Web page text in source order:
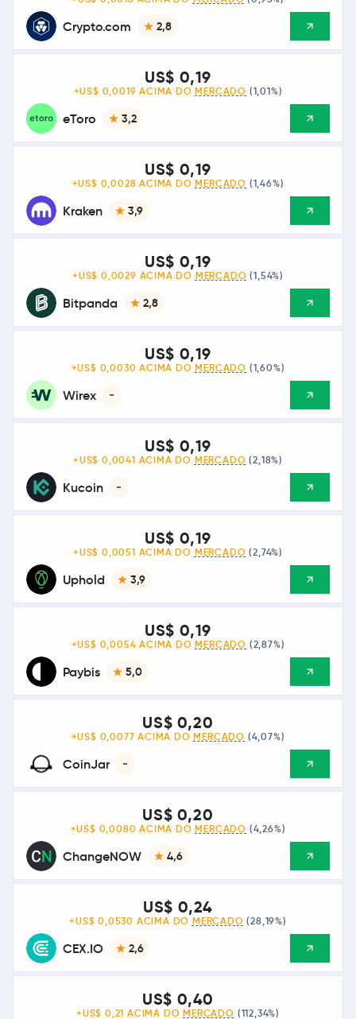
Crypto.com 2,8
eToro 3,2
US$ 0,19
+US$ 0,0019 ACIMA DO MERCADO (1,01%)
Kraken 3,9
US$ 0,19
+US$ 0,0028 ACIMA DO MERCADO (1,46%)
Bitpanda 2,8
US$ 0,19
+US$ 0,0029 ACIMA DO MERCADO (1,54%)
Wirex -
US$ 0,19
+US$ 0,0030 ACIMA DO MERCADO (1,60%)
Kucoin -
US$ 0,19
+US$ 0,0041 ACIMA DO MERCADO (2,18%)
Uphold 3,9
US$ 0,19
+US$ 0,0051 ACIMA DO MERCADO (2,74%)
Paybis 5,0
US$ 0,19
+US$ 0,0054 ACIMA DO MERCADO (2,87%)
CoinJar -
US$ 0,20
+US$ 0,0077 ACIMA DO MERCADO (4,07%)
ChangeNOW 4,6
US$ 0,20
+US$ 0,0080 ACIMA DO MERCADO (4,26%)
CEX.IO 2,6
US$ 0,24
+US$ 0,0530 ACIMA DO MERCADO (28,19%)
US$ 0,40
+US$ 0,21 ACIMA DO MERCADO (112,34%)